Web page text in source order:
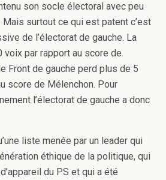
son socle électoral avec peu
Mais surtout ce qui est patent c’est
de l’électorat de gauche. La
par rapport au score de
Front de gauche perd plus de 5
score de Mélenchon. Pour
l’électorat de gauche a donc
liste menée par un leader qui
éthique de la politique, qui
du PS et qui a été